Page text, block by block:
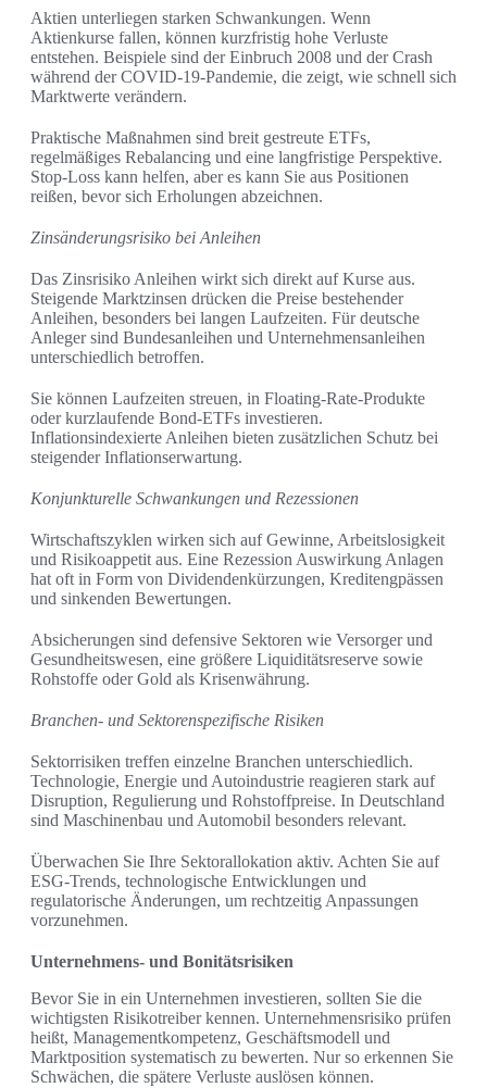
Aktien unterliegen starken Schwankungen. Wenn
Aktienkurse fallen, können kurzfristig hohe Verluste
entstehen. Beispiele sind der Einbruch 2008 und der Crash
während der COVID-19-Pandemie, die zeigt, wie schnell sich
Marktwerte verändern.
Praktische Maßnahmen sind breit gestreute ETFs,
regelmäßiges Rebalancing und eine langfristige Perspektive.
Stop-Loss kann helfen, aber es kann Sie aus Positionen
reißen, bevor sich Erholungen abzeichnen.
Zinsänderungsrisiko bei Anleihen
Das Zinsrisiko Anleihen wirkt sich direkt auf Kurse aus.
Steigende Marktzinsen drücken die Preise bestehender
Anleihen, besonders bei langen Laufzeiten. Für deutsche
Anleger sind Bundesanleihen und Unternehmensanleihen
unterschiedlich betroffen.
Sie können Laufzeiten streuen, in Floating-Rate-Produkte
oder kurzlaufende Bond-ETFs investieren.
Inflationsindexierte Anleihen bieten zusätzlichen Schutz bei
steigender Inflationserwartung.
Konjunkturelle Schwankungen und Rezessionen
Wirtschaftszyklen wirken sich auf Gewinne, Arbeitslosigkeit
und Risikoappetit aus. Eine Rezession Auswirkung Anlagen
hat oft in Form von Dividendenkürzungen, Kreditengpässen
und sinkenden Bewertungen.
Absicherungen sind defensive Sektoren wie Versorger und
Gesundheitswesen, eine größere Liquiditätsreserve sowie
Rohstoffe oder Gold als Krisenwährung.
Branchen- und Sektorenspezifische Risiken
Sektorrisiken treffen einzelne Branchen unterschiedlich.
Technologie, Energie und Autoindustrie reagieren stark auf
Disruption, Regulierung und Rohstoffpreise. In Deutschland
sind Maschinenbau und Automobil besonders relevant.
Überwachen Sie Ihre Sektorallokation aktiv. Achten Sie auf
ESG-Trends, technologische Entwicklungen und
regulatorische Änderungen, um rechtzeitig Anpassungen
vorzunehmen.
Unternehmens- und Bonitätsrisiken
Bevor Sie in ein Unternehmen investieren, sollten Sie die
wichtigsten Risikotreiber kennen. Unternehmensrisiko prüfen
heißt, Managementkompetenz, Geschäftsmodell und
Marktposition systematisch zu bewerten. Nur so erkennen Sie
Schwächen, die spätere Verluste auslösen können.